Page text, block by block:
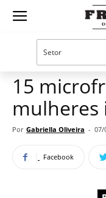
Guia
Oportunidades e tendências
15
mulheres
Por Gabriella Oliveira - 07/
Facebook